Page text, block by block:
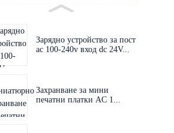
Зарядно устройство за пост
ac 100-240v вход dc 24V...
Захранване за мини
печатни платки AC 1...